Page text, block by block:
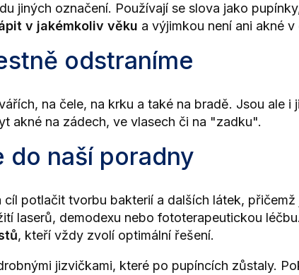
jiných označení. Používají se slova jako
v jakémkoliv věku a výjimkou není ani akné
odstraníme
na čele, na krku a také na bradě. Jsou ale
akné na zádech, ve vlasech či na "zadku".
do naší poradny
potlačit tvorbu bakterií a dalších látek,
laserů, demodexu nebo fototerapeutickou
, kteří vždy zvolí optimální řešení.
jizvičkami, které po pupíncích zůstaly.